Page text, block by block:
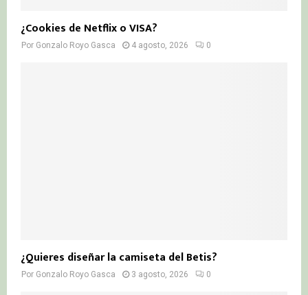
¿Cookies de Netflix o VISA?
Por Gonzalo Royo Gasca 4 agosto, 2026 0
¿Quieres diseñar la camiseta del Betis?
Por Gonzalo Royo Gasca 3 agosto, 2026 0